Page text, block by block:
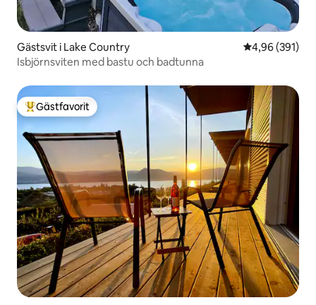
Gästsvit i Lake Country 4,96 av 5 i
4,96 (391)
Isbjörnsviten med bastu och badtunna
Populär gästfavorit
Gästfavorit